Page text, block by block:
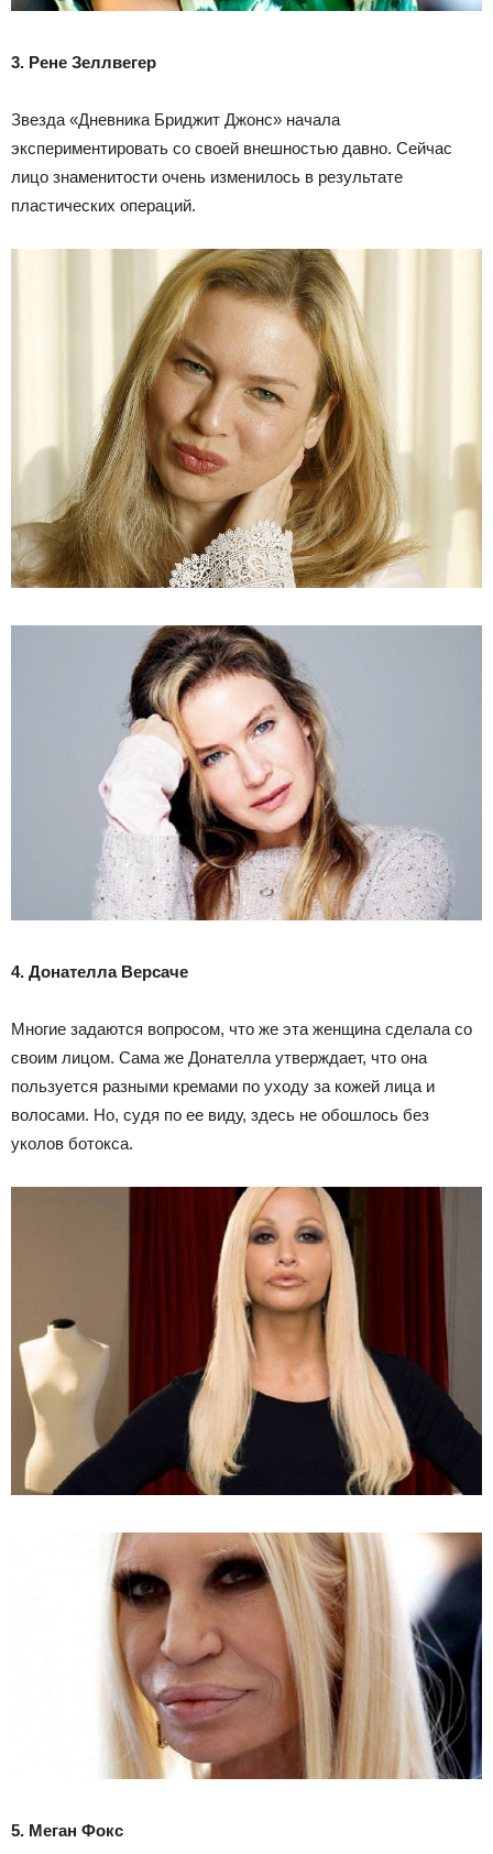
3. Рене Зеллвегер
Звезда «Дневника Бриджит Джонс» начала
экспериментировать со своей внешностью давно. Сейчас
лицо знаменитости очень изменилось в результате
пластических операций.
4. Донателла Версаче
Многие задаются вопросом, что же эта женщина сделала со
своим лицом. Сама же Донателла утверждает, что она
пользуется разными кремами по уходу за кожей лица и
волосами. Но, судя по ее виду, здесь не обошлось без
уколов ботокса.
5. Меган Фокс